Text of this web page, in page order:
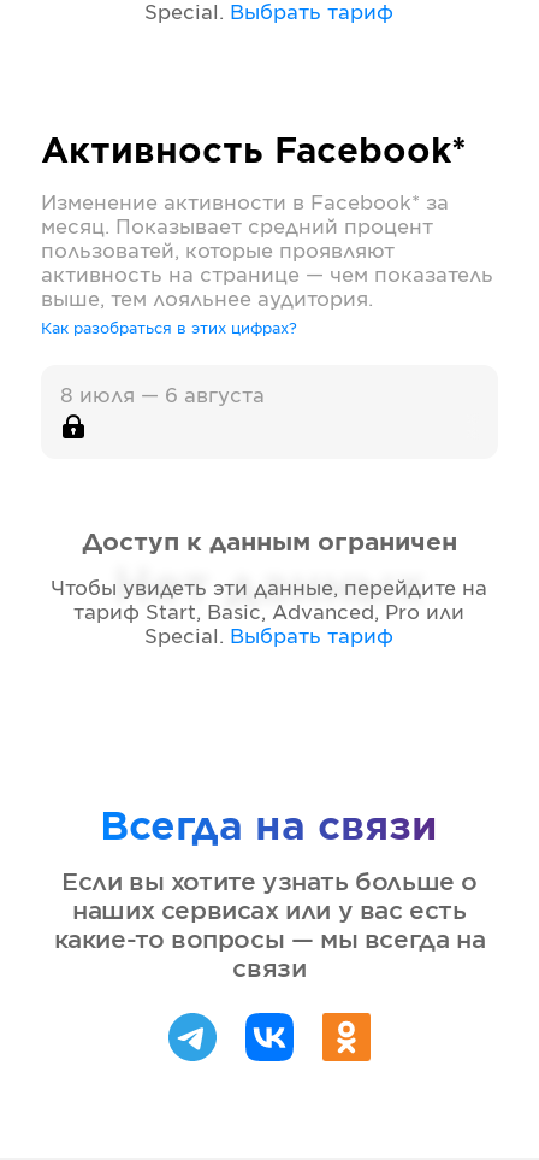
Special . Выбрать тариф
Активность Facebook*
Изменение активности в Facebook* за
месяц. Показывает средний процент
пользоватей, которые проявляют
активность на странице — чем показатель
выше, тем лояльнее аудитория.
Как разобраться в этих цифрах?
8 июля — 6 августа
Нет данных
Доступ к данным ограничен
Чтобы увидеть эти данные, перейдите на
тариф Start, Basic, Advanced, Pro или
Special . Выбрать тариф
Всегда на связи
Если вы хотите узнать больше о
наших сервисах или у вас есть
какие-то вопросы — мы всегда на
связи